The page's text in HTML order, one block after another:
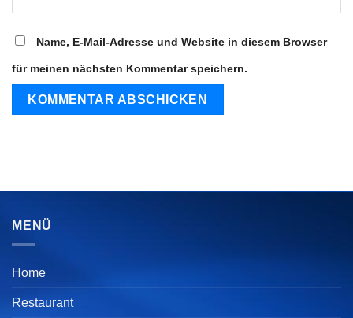
Name, E-Mail-Adresse und Website in diesem Browser
für meinen nächsten Kommentar speichern.
MENÜ
Home
Restaurant